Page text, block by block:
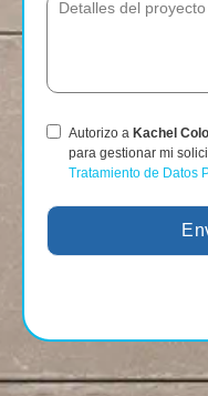
Autorizo a Kachel
para gestionar mi
Tratamiento de Datos